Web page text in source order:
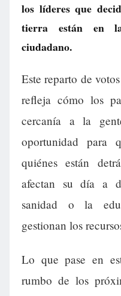
los líderes que
tierra están en
ciudadano.
Este reparto de
refleja cómo los
cercanía a la
oportunidad para
quiénes están
afectan su día a
sanidad o la
gestionan los
Lo que pase en
rumbo de los